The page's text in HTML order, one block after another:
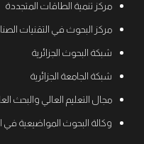
مركز تنمية الطاقات المتجددة
مركز البحوث في التقنيات
شبكة البحوث الجزائرية
شبكة الجامعة الجزائرية
مجال التعليم العالي والبحث
وكالة البحوث المواضيعية في